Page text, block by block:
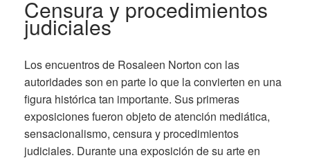
Censura y procedimientos
judiciales
Los encuentros de Rosaleen Norton con las
autoridades son en parte lo que la convierten en una
figura histórica tan importante. Sus primeras
exposiciones fueron objeto de atención mediática,
sensacionalismo, censura y procedimientos
judiciales. Durante una exposición de su arte en